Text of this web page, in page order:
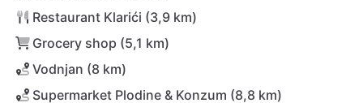
Restaurant Klarići (3,9 km)
Grocery shop (5,1 km)
Vodnjan (8 km)
Supermarket Plodine & Konzum (8,8 km)